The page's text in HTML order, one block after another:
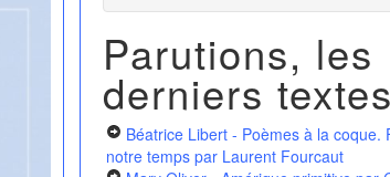
Parutions, les
derniers textes
Béatrice Libert - Poèmes à la coque.
notre tempspar Laurent Fourcaut